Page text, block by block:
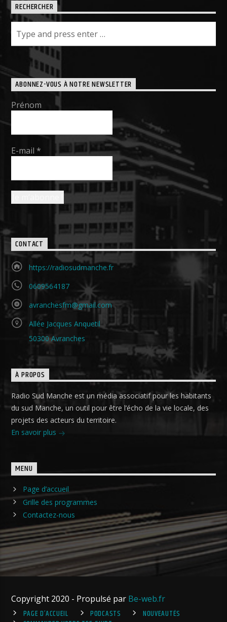
RECHERCHER
ABONNEZ-VOUS À NOTRE NEWSLETTER
Prénom
E-mail*
CONTACT
https://radiosudmanche.fr
0609564187
avranchesfm@gmail.com
Allée Jacques Anquetil
50300 Avranches
À PROPOS
Radio Sud Manche est un média associatif pour les habitants
du sud Manche, un outil pour être l’écho de la vie locale, des
projets des acteurs du territoire.
En savoir plus
MENU
Page d’accueil
Grille des programmes
Contactez-nous
Copyright 2020 - Propulsé par Be-web.fr
PAGE D’ACCUEIL
PODCASTS
NOUVEAUTÉS